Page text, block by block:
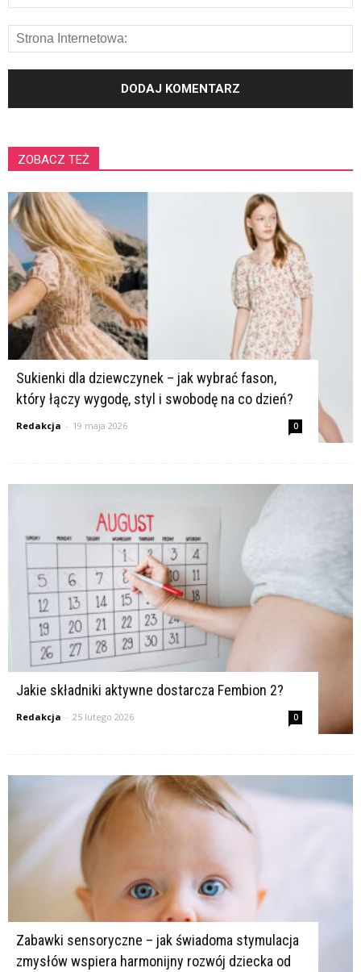
ZOBACZ TEŻ
Sukienki dla dziewczynek – jak wybrać fason,
który łączy wygodę, styl i swobodę na co dzień?
Redakcja - 19 maja 2026 0
Jakie składniki aktywne dostarcza Fembion 2?
Redakcja - 25 lutego 2026 0
Zabawki sensoryczne – jak świadoma stymulacja
zmysłów wspiera harmonijny rozwój dziecka od